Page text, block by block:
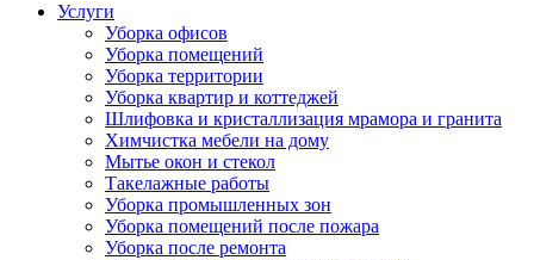
Услуги
Уборка офисов
Уборка помещений
Уборка территории
Уборка квартир и коттеджей
Шлифовка и кристаллизация мрамора и гранита
Химчистка мебели на дому
Мытье окон и стекол
Такелажные работы
Уборка промышленных зон
Уборка помещений после пожара
Уборка после ремонта